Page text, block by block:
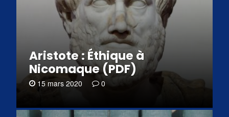
Aristote : Éthique à
Nicomaque (PDF)
15 mars 2020 0